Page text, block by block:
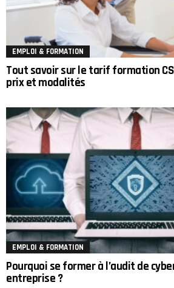
EMPLOI & FORMATION
Tout savoir sur le tarif formation
prix et modalités
EMPLOI & FORMATION
Pourquoi se former à l’audit de
entreprise ?